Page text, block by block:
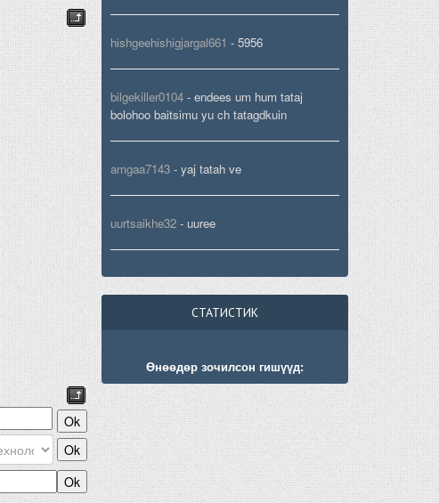
hishgeehishigjargal661 - 5956
bilgekiller0104- endees um hum tataj
bolohoo baitsimu yu ch tatagdkuin
amgaa7143- yaj tatah ve
uurtsaikhe32- uuree
СТАТИСТИК
Өнөөдөр зочилсон гишүүд: